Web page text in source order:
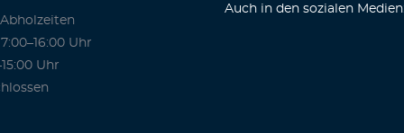
Uhr
Uhr
Auch in den sozialen